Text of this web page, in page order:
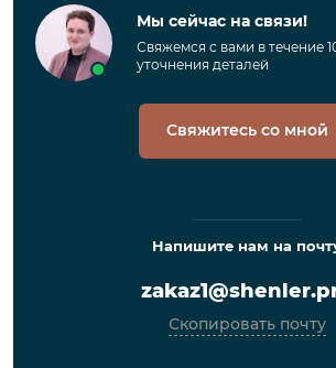
Мы сейчас на связи!
Свяжемся с вами в течение
уточнения деталей
Свяжитесь со мной
Напишите нам на
Скопировать почту